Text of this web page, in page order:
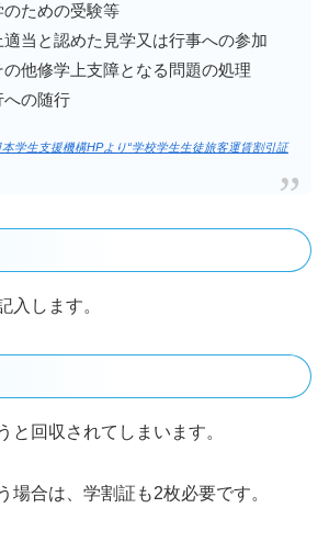
ための受験等
当と認めた見学又は行事への参加
他修学上支障となる問題の処理
への随行
学生支援機構HPより“学校学生生徒旅客運賃割引証
入します。
と回収されてしまいます。
場合は、学割証も2枚必要です。